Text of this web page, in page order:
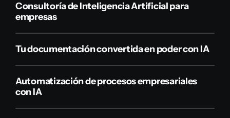
Consultoría de Inteligencia Artificial para
empresas
Tu documentación convertida en poder con IA
Automatización de procesos empresariales
con IA